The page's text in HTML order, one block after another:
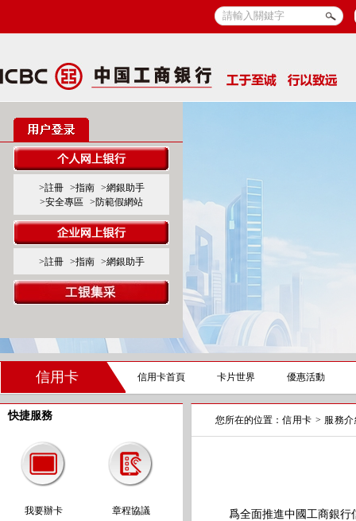
>註冊 >指南
>網銀助手
>安全專區
>防範假網站
>註冊 >指南 >網銀助手
信用卡 信用卡首頁 卡片世界 優惠活動
快捷服務
我要辦卡 章程協議
您所在的位置： 信用卡 > 服務
爲全面推進中國工商銀行信